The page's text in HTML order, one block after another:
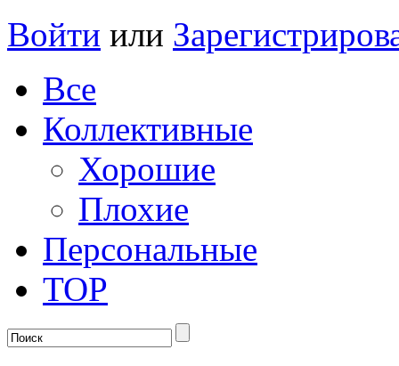
Войти или
Все
Коллективные
Хорошие
Плохие
Персональные
TOP